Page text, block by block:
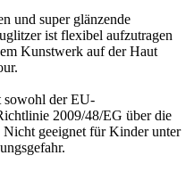
und super glänzende
ist flexibel aufzutragen
Kunstwerk auf der Haut
sowohl der EU-
2009/48/EG über die
geeignet für Kinder unter